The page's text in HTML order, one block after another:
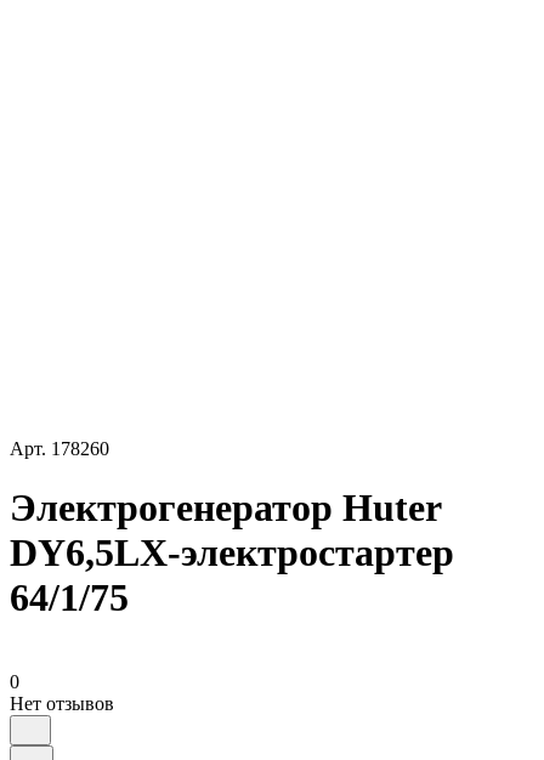
Арт. 178260
Электрогенератор Huter
DY6,5LX-электростартер
64/1/75
0
Нет отзывов